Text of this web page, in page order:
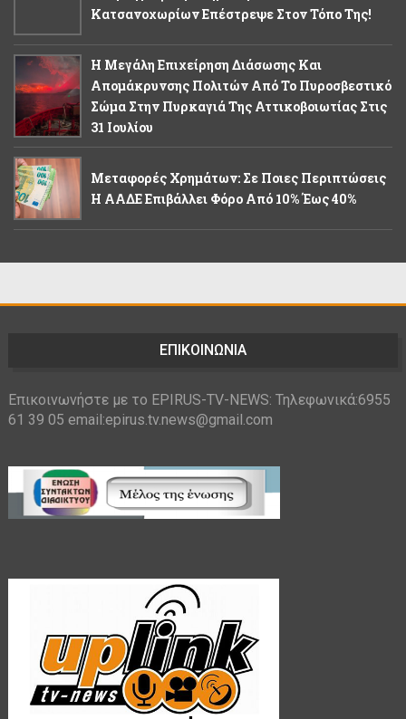
Κατσανοχωρίων Επέστρεψε Στον Τόπο Της!
Η Μεγάλη Επιχείρηση Διάσωσης Και
Απομάκρυνσης Πολιτών Από Το Πυροσβεστικό
Σώμα Στην Πυρκαγιά Της Αττικοβοιωτίας Στις
31 Ιουλίου
Μεταφορές Χρημάτων: Σε Ποιες Περιπτώσεις
Η ΑΑΔΕ Επιβάλλει Φόρο Από 10% Έως 40%
ΕΠΙΚΟΙΝΩΝΙΑ
Επικοινωνήστε με το EPIRUS-TV-NEWS: Τηλεφωνικά:6955
61 39 05 email:epirus.tv.news@gmail.com